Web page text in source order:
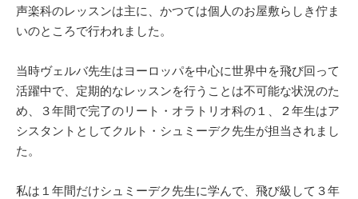
声楽科のレッスンは主に、かつては個人のお屋敷らしき佇ま
いのところで行われました。
当時ヴェルバ先生はヨーロッパを中心に世界中を飛び回って
活躍中で、定期的なレッスンを行うことは不可能な状況のた
め、３年間で完了のリート・オラトリオ科の１、２年生はア
シスタントとしてクルト・シュミーデク先生が担当されまし
た。
私は１年間だけシュミーデク先生に学んで、飛び級して３年